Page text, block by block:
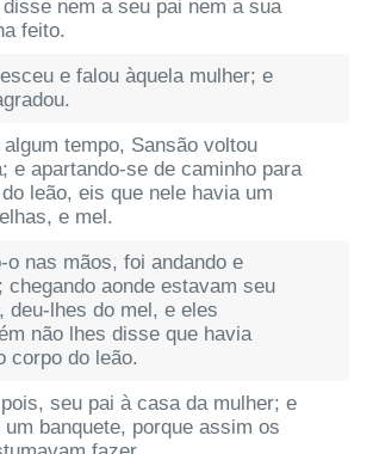
nem a seu pai nem a sua
feito.
e falou àquela mulher; e
algum tempo, Sansão voltou
e apartando-se de caminho para
leão, eis que nele havia um
e mel.
o nas mãos, foi andando e
chegando aonde estavam seu
deu-lhes do mel, e eles
não lhes disse que havia
corpo do leão.
seu pai à casa da mulher; e
banquete, porque assim os